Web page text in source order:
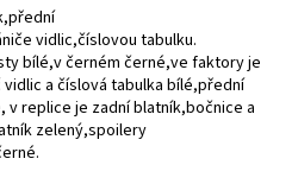
vidlic,číslovou tabulku.
bílé,v černém černé,ve faktory je
a číslová tabulka bílé,přední
replice je zadní blatník,bočnice a
zelený,spoilery